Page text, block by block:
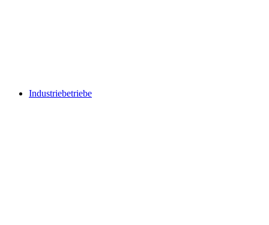
Industriebetriebe